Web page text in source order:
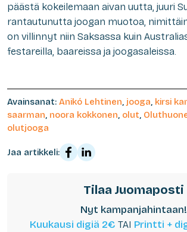
päästä kokeilemaan aivan uutta, juuri
rantautunutta joogan muotoa,
on villinnyt niin Saksassa kuin
festareilla, baareissa ja joogasaleissa.
Avainsanat: Anikó Lehtinen, jooga, kirsi
saarman, noora kokkonen, olut,
olutjooga
Jaa artikkeli:
Tilaa Juomaposti
Nyt kampanjahintaan!
Kuukausi digiä 2€ TAI Printti +